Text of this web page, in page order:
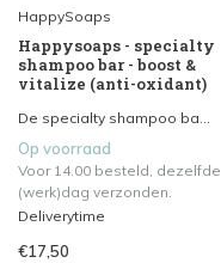
HappySoaps
Happysoaps - specialty
shampoo bar - boost &
vitalize (anti-oxidant)
De specialty shampoo ba...
Op voorraad
Voor 14.00 besteld, dezelfde
(werk)dag verzonden.
Deliverytime
€17,50